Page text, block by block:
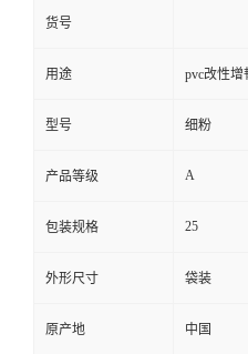
货号
用途 pvc改性增
型号 细粉
产品等级 A
包装规格 25
外形尺寸 袋装
原产地 中国